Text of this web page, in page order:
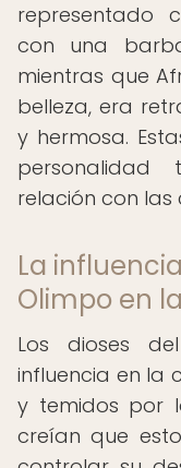
representado
con una
mientras que
belleza, era
y hermosa.
personalidad
relación con
La
Olimpo en
Los dioses
influencia en la
y temidos por
creían que